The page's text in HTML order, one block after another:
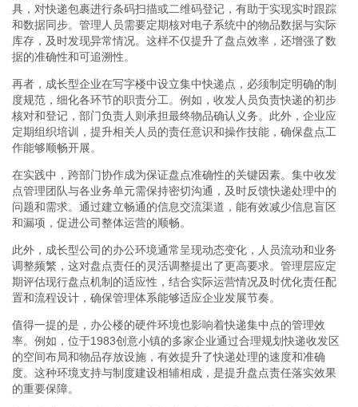
具，对快递包裹进行条码扫描或二维码登记，有助于实现实时跟踪
和数据同步。管理人员需要定期核对电子系统中的物品数据与实际
库存，及时发现异常情况。这样不仅提升了盘点效率，还增强了数
据的准确性和可追溯性。
再者，成长型企业在写字楼中设立集中快递点，必须制定明确的制
度规范，细化各环节的职责分工。例如，收发人员负责快递的初步
核对和登记，部门负责人则承担最终物品确认义务。此外，企业应
定期组织培训，提升相关人员的责任意识和操作技能，确保盘点工
作能够顺畅开展。
在实践中，跨部门协作成为保证盘点准确性的关键因素。集中收发
点管理团队与各业务单元需保持密切沟通，及时反馈快递处理中的
问题和需求。通过建立畅通的信息交流渠道，能有效减少信息盲区
和漏项，促进公司整体运营的顺畅。
此外，成长型公司的办公环境通常呈现动态变化，人员流动和业务
调整频繁，这对盘点责任的灵活调整提出了更高要求。管理层应定
期评估现行盘点机制的适应性，结合实际运营情况及时优化责任配
置和流程设计，确保管理体系能够适应企业发展节奏。
值得一提的是，办公楼的硬件环境也影响着快递集中点的管理效
率。例如，位于1983创意小镇的多家企业通过合理规划快递收发区
的空间布局和物品存放设施，有效提升了快递处理的速度和准确
度。这种环境支持与制度建设相辅相成，是提升盘点责任落实效果
的重要保障。